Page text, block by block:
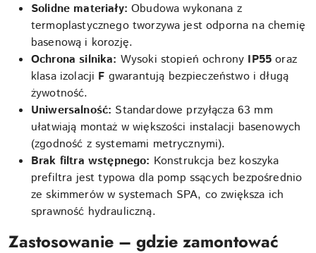
Solidne materiały: Obudowa wykonana z
termoplastycznego tworzywa jest odporna na chemię
basenową i korozję.
Ochrona silnika: Wysoki stopień ochrony IP55 oraz
klasa izolacji F gwarantują bezpieczeństwo i długą
żywotność.
Uniwersalność: Standardowe przyłącza 63 mm
ułatwiają montaż w większości instalacji basenowych
(zgodność z systemami metrycznymi).
Brak filtra wstępnego: Konstrukcja bez koszyka
prefiltra jest typowa dla pomp ssących bezpośrednio
ze skimmerów w systemach SPA, co zwiększa ich
sprawność hydrauliczną.
Zastosowanie – gdzie zamontować